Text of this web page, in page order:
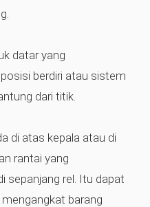
datar yang
berdiri atau sistem
dari titik.
di atas kepala atau di
rantai yang
sepanjang rel. Itu dapat
barang